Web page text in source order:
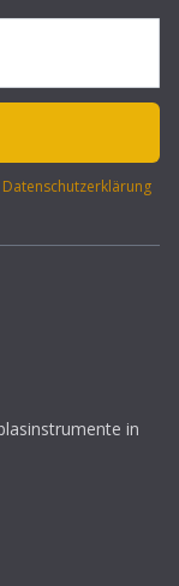
Datenschutzerklärung
in